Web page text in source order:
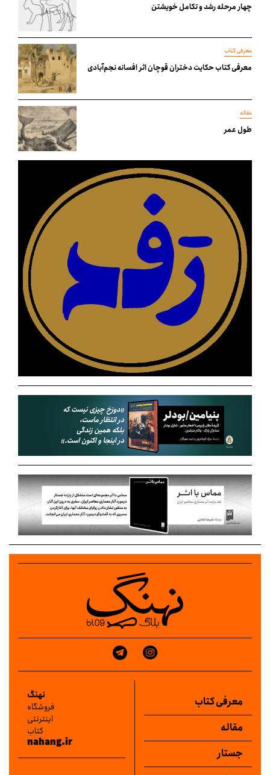
چهار مرحله رشد و تکامل خویشتن
معرفی کتاب
معرفی کتاب حکایت دختران قوچان اثر افسانه نجم‌آبادی
مقاله
طول عمر
معرفی کتاب
مقاله
جستار
نهنگ
فروشگاه
اینترنتی
کتاب
nahang.ir